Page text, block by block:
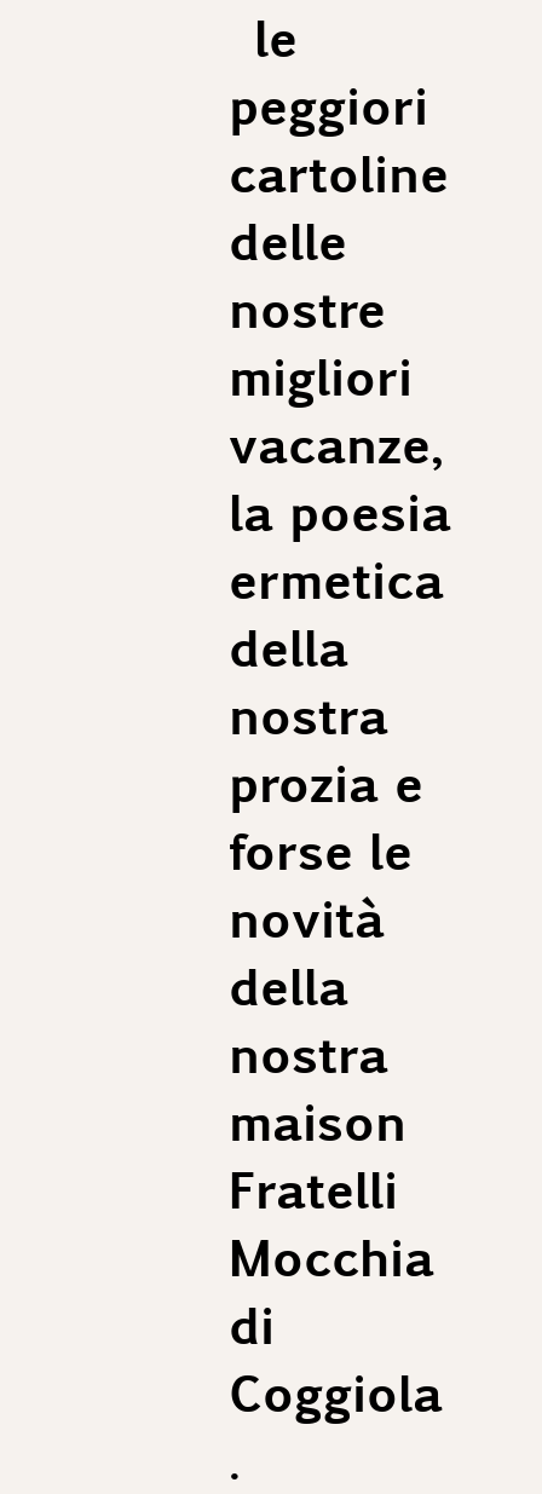
le
peggiori
cartoline
delle
nostre
migliori
vacanze,
la poesia
ermetica
della
nostra
prozia e
forse le
novità
della
nostra
maison
Fratelli
Mocchia
di
Coggiola
.